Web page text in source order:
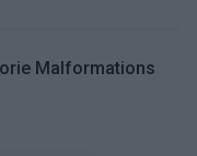
Malformations